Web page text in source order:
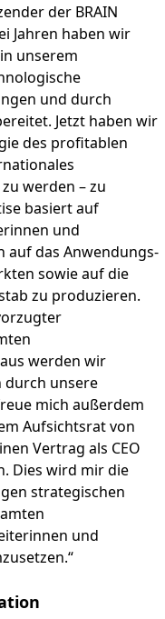
der BRAIN
Jahren haben wir
unserem
und durch
Jetzt haben wir
des profitablen
werden – zu
basiert auf
und
auf das Anwendungs-
sowie auf die
zu produzieren.
werden wir
durch unsere
mich außerdem
Aufsichtsrat von
Vertrag als CEO
Dies wird mir die
strategischen
und